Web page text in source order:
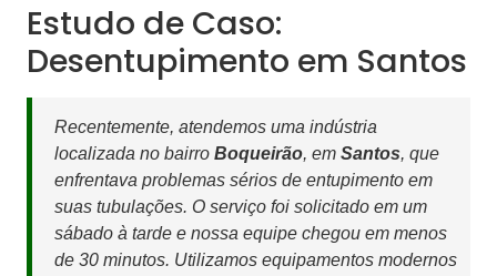
Estudo de Caso:
Desentupimento em Santos
Recentemente, atendemos uma indústria
localizada no bairro Boqueirão, em Santos, que
enfrentava problemas sérios de entupimento em
suas tubulações. O serviço foi solicitado em um
sábado à tarde e nossa equipe chegou em menos
de 30 minutos. Utilizamos equipamentos modernos